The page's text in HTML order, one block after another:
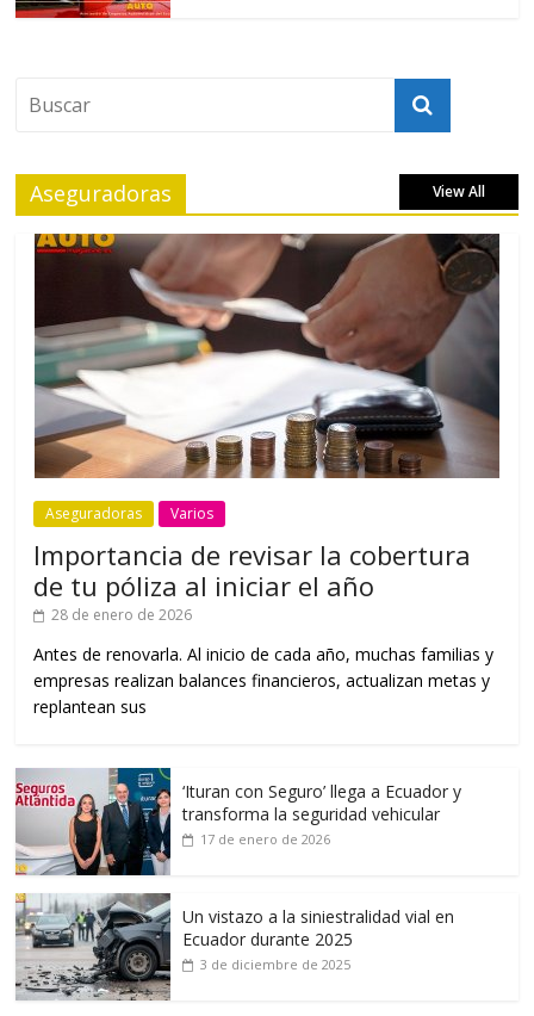
Aseguradoras View All
Aseguradoras Varios
Importancia de revisar la cobertura
de tu póliza al iniciar el año
28 de enero de 2026
Antes de renovarla. Al inicio de cada año, muchas familias y
empresas realizan balances financieros, actualizan metas y
replantean sus
‘Ituran con Seguro’ llega a Ecuador y
transforma la seguridad vehicular
17 de enero de 2026
Un vistazo a la siniestralidad vial en
Ecuador durante 2025
3 de diciembre de 2025